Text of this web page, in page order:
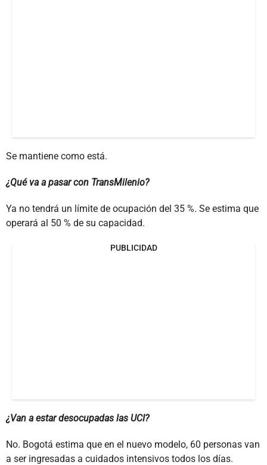
Se mantiene como está.
¿Qué va a pasar con TransMilenio?
Ya no tendrá un límite de ocupación del 35 %. Se estima que
operará al 50 % de su capacidad.
PUBLICIDAD
¿Van a estar desocupadas las UCI?
No. Bogotá estima que en el nuevo modelo, 60 personas van
a ser ingresadas a cuidados intensivos todos los días.